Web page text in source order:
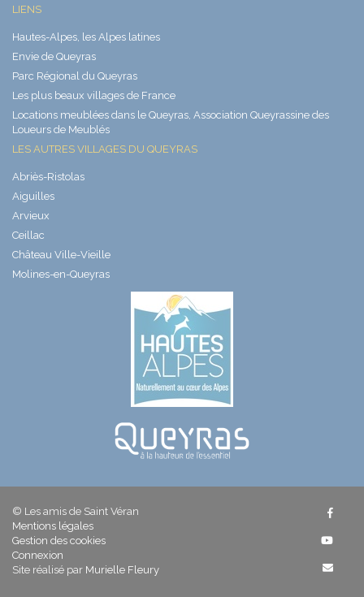
LIENS
Hautes-Alpes, les Alpes latines
Envie de Queyras
Parc Régional du Queyras
Les plus beaux villages de France
Locations meublées dans le Queyras, Association Queyrassine des
Loueurs de Meublés
LES AUTRES VILLAGES DU QUEYRAS
Abriès-Ristolas
Aiguilles
Arvieux
Ceillac
Château Ville-Vieille
Molines-en-Queyras
© Les amis de Saint Véran
Mentions légales
Gestion des cookies
Connexion
Site réalisé par Murielle Fleury